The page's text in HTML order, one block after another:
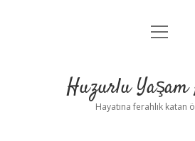
Anasayfa
Yasal Uyarı
menüyü
Huzurlu Yaşam
Hayatına ferahlık katan